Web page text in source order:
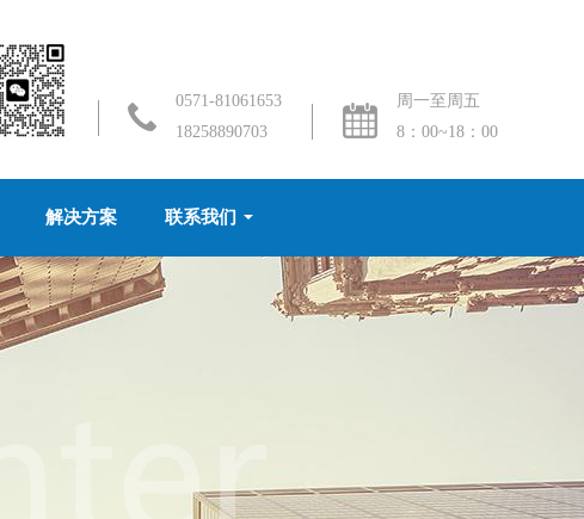
0571-81061653
18258890703
周一至周五
8：00~18：00
解决方案 联系我们